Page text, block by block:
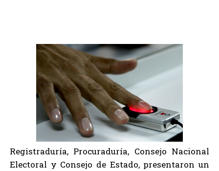
Registraduría, Procuraduría, Consejo Nacional
Electoral y Consejo de Estado, presentaron un